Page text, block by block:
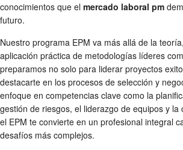
conocimientos que el mercado laboral pm
futuro.
Nuestro programa EPM va más allá de la
aplicación práctica de metodologías líderes
preparamos no solo para liderar proyectos
destacarte en los procesos de selección y
enfoque en competencias clave como la
gestión de riesgos, el liderazgo de equipos y la
el EPM te convierte en un profesional integral
desafíos más complejos.